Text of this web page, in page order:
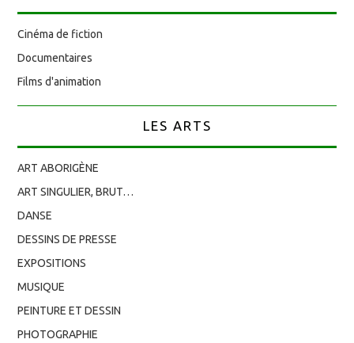
Cinéma de fiction
Documentaires
Films d'animation
LES ARTS
ART ABORIGÈNE
ART SINGULIER, BRUT…
DANSE
DESSINS DE PRESSE
EXPOSITIONS
MUSIQUE
PEINTURE ET DESSIN
PHOTOGRAPHIE